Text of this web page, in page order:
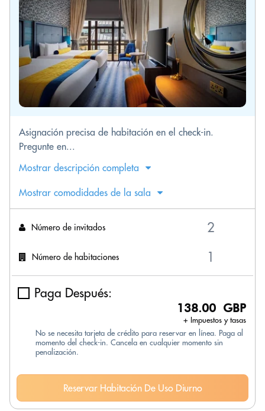
Asignación precisa de habitación en el check-in.
Pregunte en...
Mostrar descripción completa
Mostrar comodidades de la sala
Número de invitados
Número de habitaciones
Paga Después:
138.00 GBP
+ Impuestos y tasas
No se necesita tarjeta de crédito para reservar en línea. Paga al
momento del check-in. Cancela en cualquier momento sin
penalización.
Reservar Habitación De Uso Diurno